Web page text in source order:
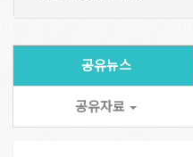
공유뉴스
공유자료